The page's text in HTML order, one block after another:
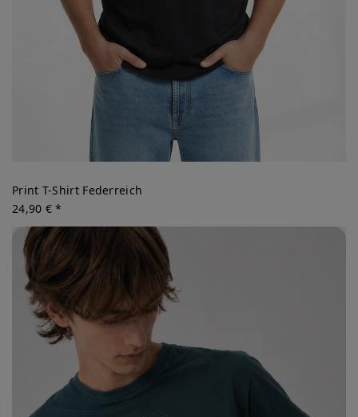
Print T-Shirt Federreich
24,90 € *